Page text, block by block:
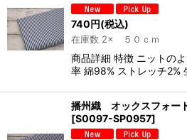
740円(税込)
在庫数 2× ５０ｃｍ
商品詳細 特徴 ニットの
率 綿98% ストレッチ2%
播州織 オックスフォー
[S0097-SP0957]